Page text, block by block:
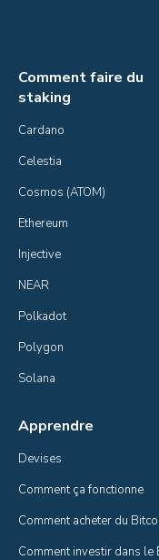
Comment faire du
staking
Cardano
Celestia
Cosmos (ATOM)
Ethereum
Injective
NEAR
Polkadot
Polygon
Solana
Apprendre
Devises
Comment ça fonctionne
Comment acheter du
Comment investir dans le